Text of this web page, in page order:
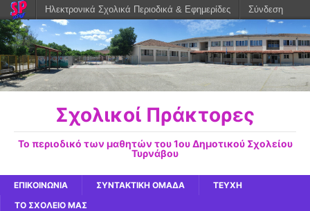
Σχολικοί Πράκτορες
Το περιοδικό των μαθητών του 1ου Δημοτικού Σχολείου
Τυρνάβου
ΕΠΙΚΟΙΝΩΝΙΑ ΣΥΝΤΑΚΤΙΚΗ ΟΜΑΔΑ
ΤΕΥΧΗ
ΤΟ ΣΧΟΛΕΙΟ ΜΑΣ
Ηλεκτρονικά Σχολικά Περιοδικά & Εφημερίδες Σύνδεση